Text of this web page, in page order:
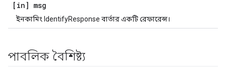
[in] msg
ইনকামিং IdentifyResponse বার্তার একটি রেফারেন্স।
পাবলিক বৈশিষ্ট্য